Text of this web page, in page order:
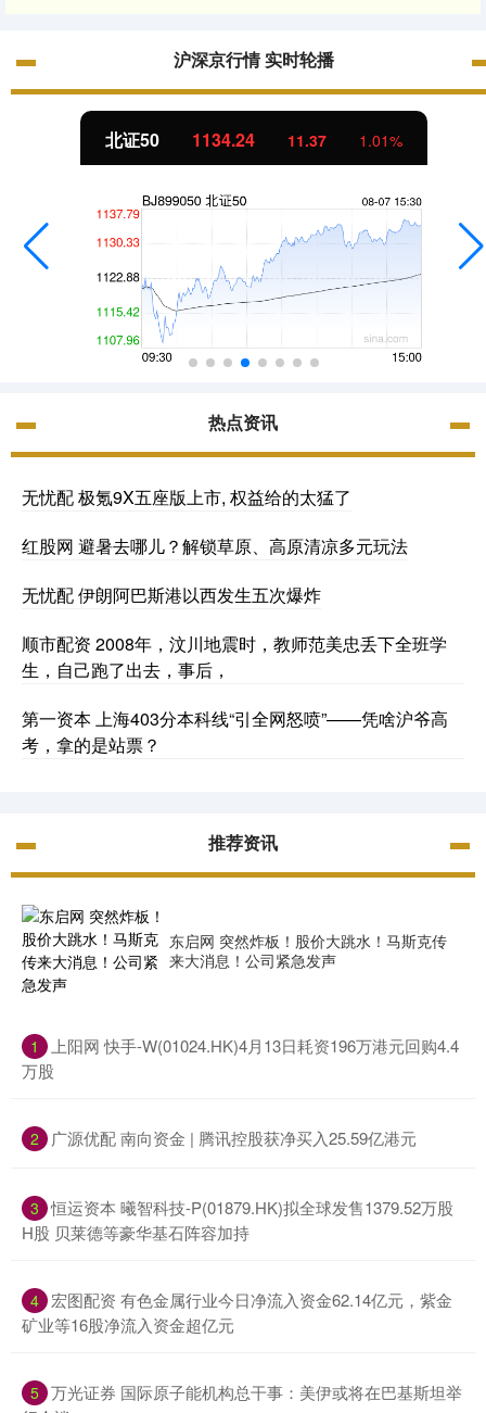
沪深京行情 实时轮播
北证50 1134.24 11.37 1.01%
热点资讯
无忧配 极氪9X五座版上市, 权益给的太猛了
红股网 避暑去哪儿？解锁草原、高原清凉多元玩法
无忧配 伊朗阿巴斯港以西发生五次爆炸
顺市配资 2008年，汶川地震时，教师范美忠丢下全班学
生，自己跑了出去，事后，
第一资本 上海403分本科线“引全网怒喷”——凭啥沪爷高
考，拿的是站票？
推荐资讯
东启网 突然炸板！股价大跳水！马斯克传
来大消息！公司紧急发声
1
​上阳网 快手-W(01024.HK)4月13日耗资196万港元回购4.4
万股
2 ​广源优配 南向资金 | 腾讯控股获净买入25.59亿港元
3 ​恒运资本 曦智科技-P(01879.HK)拟全球发售1379.52万股
H股 贝莱德等豪华基石阵容加持
4 ​宏图配资 有色金属行业今日净流入资金62.14亿元，紫金
矿业等16股净流入资金超亿元
5 ​万光证券 国际原子能机构总干事：美伊或将在巴基斯坦举